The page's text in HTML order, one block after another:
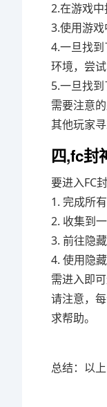
2.在游戏
3.使用游
4.一旦找
环境，尝
5.一旦找
需要注意
其他玩家
四,fc封
要进入FC
1. 完成所
2. 收集到
3. 前往隐
4. 使用隐
需进入即
请注意，
求帮助。
总结：以